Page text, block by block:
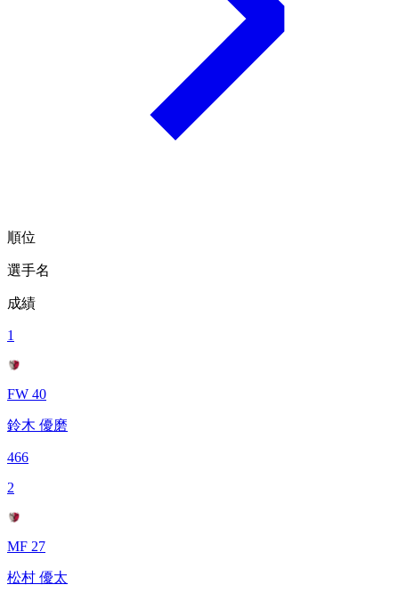
順位
選手名
成績
1
FW 40
鈴木 優磨
466
2
MF 27
松村 優太